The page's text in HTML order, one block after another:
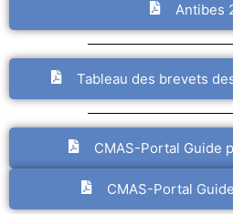
Antibes
Tableau des brevets
CMAS-Portal Guide
CMAS-Portal